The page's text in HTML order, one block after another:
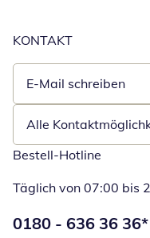
KONTAKT
E-Mail schreiben
Öffnet E-Mail-Client
Alle
Bestell-Hotline
Täglich von 07:00 bis
Telefonnummer:
0180 - 636 36 36*